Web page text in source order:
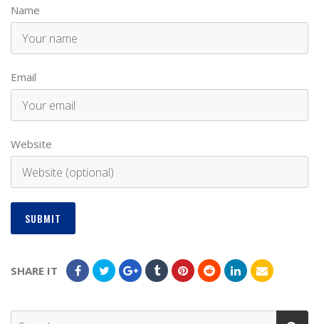
Name
Email
Website
SHARE IT